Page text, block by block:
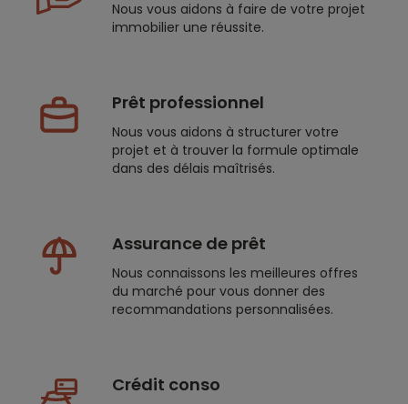
Nous vous aidons à faire de votre projet
immobilier une réussite.
Prêt professionnel
Nous vous aidons à structurer votre
projet et à trouver la formule optimale
dans des délais maîtrisés.
Assurance de prêt
Nous connaissons les meilleures offres
du marché pour vous donner des
recommandations personnalisées.
Crédit conso